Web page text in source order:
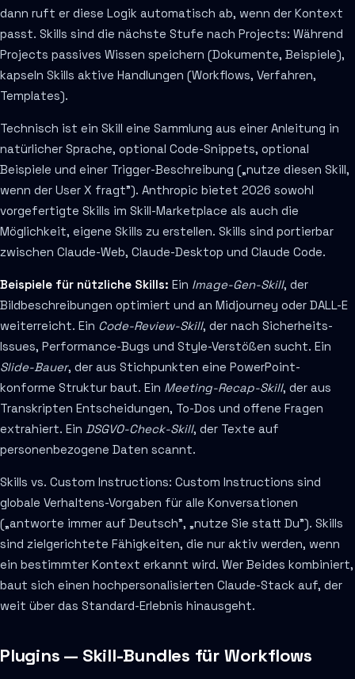
dann ruft er diese Logik automatisch ab, wenn der Kontext
passt. Skills sind die nächste Stufe nach Projects: Während
Projects passives Wissen speichern (Dokumente, Beispiele),
kapseln Skills aktive Handlungen (Workflows, Verfahren,
Templates).
Technisch ist ein Skill eine Sammlung aus einer Anleitung in
natürlicher Sprache, optional Code-Snippets, optional
Beispiele und einer Trigger-Beschreibung („nutze diesen Skill,
wenn der User X fragt"). Anthropic bietet 2026 sowohl
vorgefertigte Skills im Skill-Marketplace als auch die
Möglichkeit, eigene Skills zu erstellen. Skills sind portierbar
zwischen Claude-Web, Claude-Desktop und Claude Code.
Beispiele für nützliche Skills: Ein Image-Gen-Skill, der
Bildbeschreibungen optimiert und an Midjourney oder DALL-E
weiterreicht. Ein Code-Review-Skill, der nach Sicherheits-
Issues, Performance-Bugs und Style-Verstößen sucht. Ein
Slide-Bauer, der aus Stichpunkten eine PowerPoint-
konforme Struktur baut. Ein Meeting-Recap-Skill, der aus
Transkripten Entscheidungen, To-Dos und offene Fragen
extrahiert. Ein DSGVO-Check-Skill, der Texte auf
personenbezogene Daten scannt.
Skills vs. Custom Instructions: Custom Instructions sind
globale Verhaltens-Vorgaben für alle Konversationen
(„antworte immer auf Deutsch", „nutze Sie statt Du"). Skills
sind zielgerichtete Fähigkeiten, die nur aktiv werden, wenn
ein bestimmter Kontext erkannt wird. Wer Beides kombiniert,
baut sich einen hochpersonalisierten Claude-Stack auf, der
weit über das Standard-Erlebnis hinausgeht.
Plugins — Skill-Bundles für Workflows